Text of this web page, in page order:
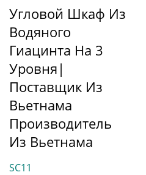
Угловой Шкаф Из
Водяного
Гиацинта На 3
Уровня|
Поставщик Из
Вьетнама
Производитель
Из Вьетнама
SC11